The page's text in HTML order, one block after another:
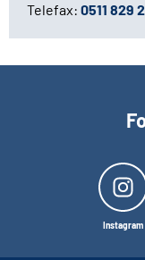
Telefax: 0511 829
Instagram